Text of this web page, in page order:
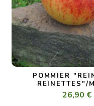
POMMIER
REINETTES"/
26,90 €